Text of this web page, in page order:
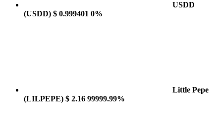
USDD
(USDD) $ 0.999401 0%
Little Pepe
(LILPEPE) $ 2.16 99999.99%